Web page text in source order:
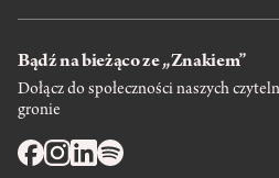
Bądź na bieżąco ze „Znakiem”
Dołącz do społeczności naszych
gronie